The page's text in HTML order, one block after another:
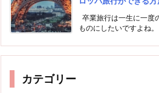
卒業旅行は一生に一度
ものにしたいですよね
カテゴリー